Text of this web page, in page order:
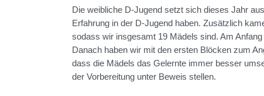
Die weibliche D-Jugend setzt sich dieses Jahr
Erfahrung in der D-Jugend haben. Zusätzlich
sodass wir insgesamt 19 Mädels sind. Am
Danach haben wir mit den ersten Blöcken zum
dass die Mädels das Gelernte immer besser
der Vorbereitung unter Beweis stellen.